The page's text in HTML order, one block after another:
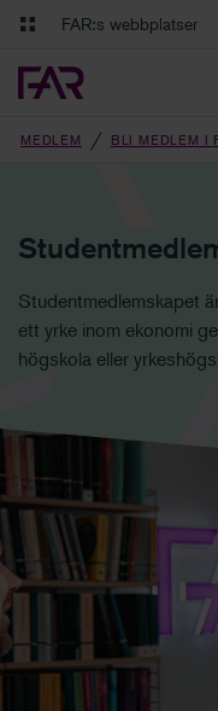
Gå till innehåll
Gå till navigation
Ekonomiska regler på
Debatt och fördjupning
FAR:s webbplatser
MEDLEM BLI MEDLEM I
Studentmedlemskapet
ett yrke inom ekonomi
högskola eller